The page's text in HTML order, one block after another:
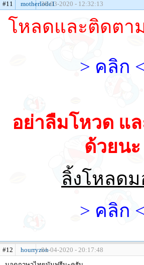
#11 motherlode130-03-2020 - 12:32:13
โหลดและติดตา
> คลิก <
อย่าลืมโหวด แ
ด้วยนะ
ลิ้งโหลด
> คลิก <
#12 hourryzon01-04-2020 - 20:17:48